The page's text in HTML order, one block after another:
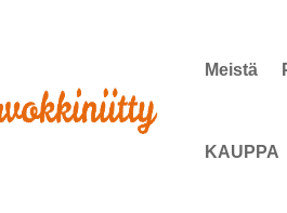
Meistä
KAUPPA